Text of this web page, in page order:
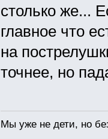
столько же...
главное что
на
точнее, но
Мы уже не дети, но